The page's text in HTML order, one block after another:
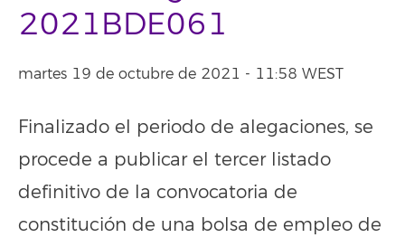
2021BDE061
martes 19 de octubre de 2021 - 11:58 WEST
Finalizado el periodo de alegaciones, se
procede a publicar el tercer listado
definitivo de la convocatoria de
constitución de una bolsa de empleo de